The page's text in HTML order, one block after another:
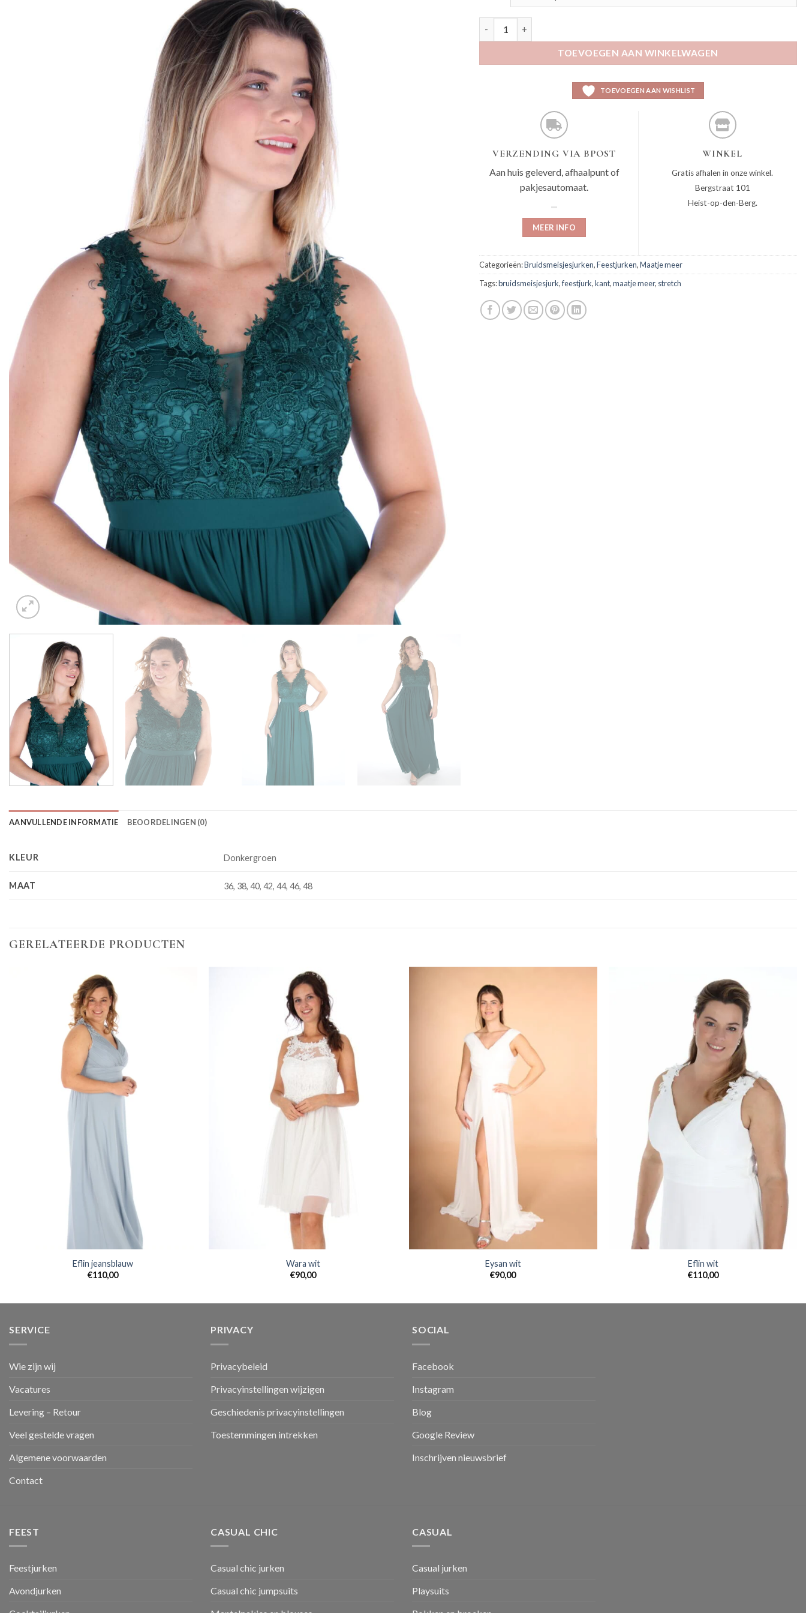
TOEVOEGEN AAN WINKELWAGEN
TOEVOEGEN AAN WISHLIST
VERZENDING VIA BPOST
Aan huis geleverd, afhaalpunt of
pakjesautomaat.
MEER INFO
WINKEL
Gratis afhalen in onze winkel.
Bergstraat 101
Heist-op-den-Berg.
Categorieën:Bruidsmeisjesjurken,Feestjurken,Maatje meer
Tags:bruidsmeisjesjurk,feestjurk,kant,maatje meer, stretch
AANVULLENDE INFORMATIE BEOORDELINGEN (0)
KLEUR Donkergroen
MAAT 36, 38, 40, 42, 44, 46, 48
GERELATEERDE PRODUCTEN
Eflin jeansblauw
€110,00
Wara wit
€90,00
Eysan wit
€90,00
Eflin wit
€110,00
SERVICE
Wie zijn wij
Vacatures
Levering – Retour
Veel gestelde vragen
Algemene voorwaarden
Contact
PRIVACY
Privacybeleid
Privacyinstellingen wijzigen
Geschiedenis privacyinstellingen
Toestemmingen intrekken
SOCIAL
Facebook
Instagram
Blog
Google Review
Inschrijven nieuwsbrief
FEEST
Feestjurken
Avondjurken
CASUAL CHIC
Casual chic jurken
Casual chic jumpsuits
CASUAL
Casual jurken
Playsuits